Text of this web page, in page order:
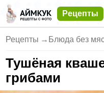
Рецепты
Рецепты → Блюда без
Тушёная
грибами